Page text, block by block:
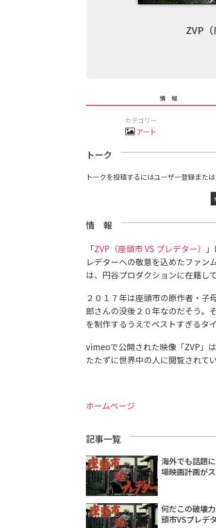
ZVP（
情 報
カテゴリー
アート
トーク
トークを投稿するにはユーザー登録また
情 報
「ZVP（座頭市 VS プレデター）
レデターへの敬意を込めたファン
は、円谷プロダクションに在籍し
２０１７年は座頭市の原作者・子
郎さんの没後２０年なのだそう。
を制作するうえでベストすぎるタ
vimeoで公開された映像「ZVP」
たたずに世界中の人に閲覧されてい
ホームページ
記事一覧
海外でも話題
場映画計画が
何だこの破壊
頭市VSプレデタ